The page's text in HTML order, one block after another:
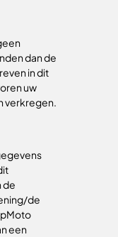
dan de
in dit
uw
verkregen.
de
de
een